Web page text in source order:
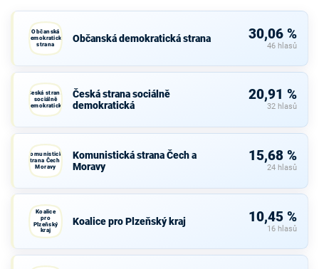
Občanská
demokratická
strana
Občanská demokratická strana 30,06 %
46 hlasů
Česká strana
sociálně
demokratická
Česká strana sociálně
demokratická
20,91 %
32 hlasů
Komunistická
strana Čech a
Moravy
Komunistická strana Čech a
Moravy
15,68 %
24 hlasů
Koalice
pro
Plzeňský
kraj
Koalice pro Plzeňský kraj 10,45 %
16 hlasů